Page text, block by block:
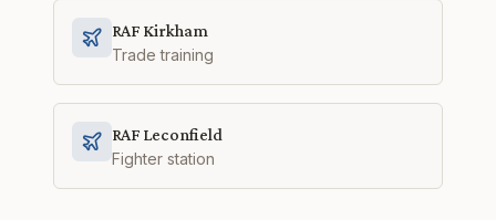
RAF Kirkham
Trade training
RAF Leconfield
Fighter station